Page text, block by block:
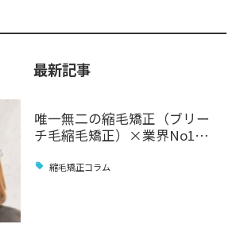
最新記事
唯一無二の縮毛矯正（ブリー
チ毛縮毛矯正）×業界No1…
縮毛矯正コラム